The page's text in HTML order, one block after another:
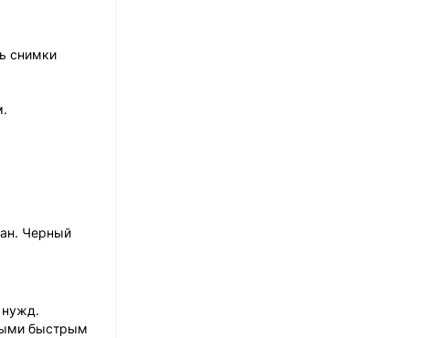
снимки
Черный
нужд.
быстрым